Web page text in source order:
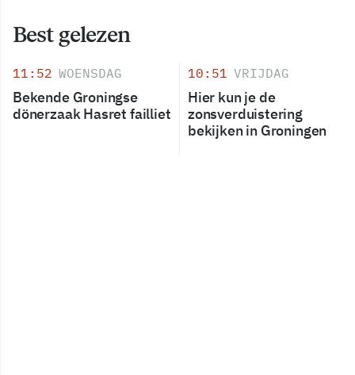
Best gelezen
11:52 WOENSDAG
Bekende Groningse
dönerzaak Hasret failliet
10:51 VRIJDAG
Hier kun je de
zonsverduistering
bekijken in Groningen